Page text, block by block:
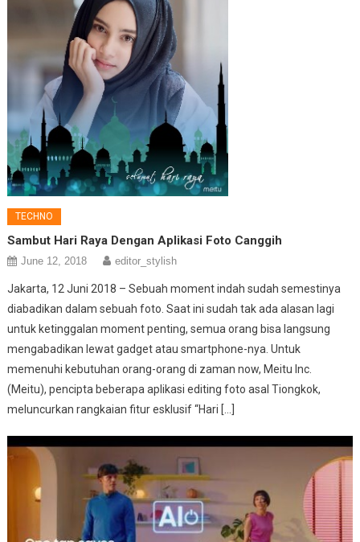
TECHNO
Sambut Hari Raya Dengan Aplikasi Foto Canggih
June 12, 2018 editor_stylish
Jakarta, 12 Juni 2018 – Sebuah moment indah sudah semestinya
diabadikan dalam sebuah foto. Saat ini sudah tak ada alasan lagi
untuk ketinggalan moment penting, semua orang bisa langsung
mengabadikan lewat gadget atau smartphone-nya. Untuk
memenuhi kebutuhan orang-orang di zaman now, Meitu Inc.
(Meitu), pencipta beberapa aplikasi editing foto asal Tiongkok,
meluncurkan rangkaian fitur esklusif “Hari […]